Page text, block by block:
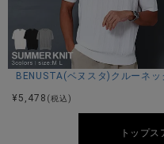
サイズ(cm)
44(M)：着丈62身幅56肩幅
46(L)：着丈66身幅58肩幅
48(XL)：着丈68身幅60肩
BENUSTA(ベヌスタ)クルーネ
¥ 5,478 (税込)
トップス